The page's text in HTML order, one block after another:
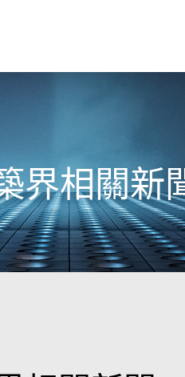
界相關新